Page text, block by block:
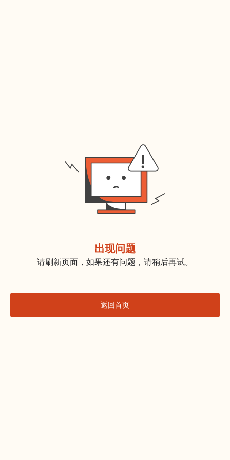
出现问题
请刷新页面，如果还有问题，请稍后再试。
返回首页